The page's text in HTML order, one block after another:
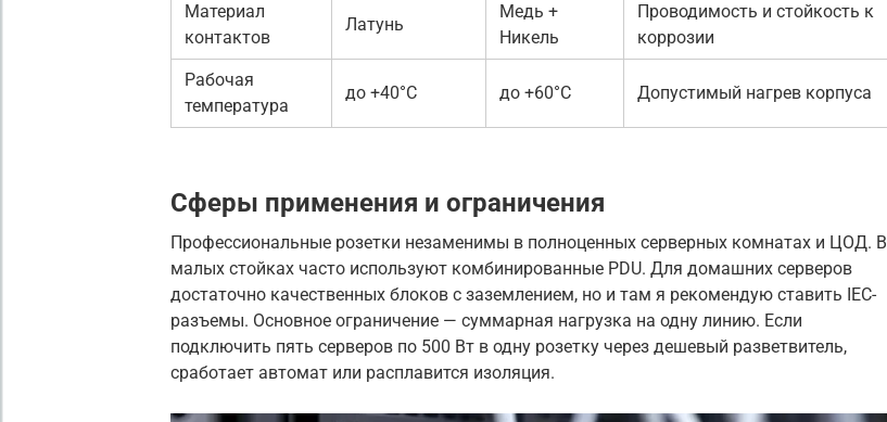
Материал
контактов
Латунь
Медь +
Никель
Проводимость и стойкость к
коррозии
Рабочая
температура
до +40°C до +60°C Допустимый нагрев корпуса
Сферы применения и ограничения
Профессиональные розетки незаменимы в полноценных серверных комнатах и ЦОД. В
малых стойках часто используют комбинированные PDU. Для домашних серверов
достаточно качественных блоков с заземлением, но и там я рекомендую ставить IEC-
разъемы. Основное ограничение — суммарная нагрузка на одну линию. Если
подключить пять серверов по 500 Вт в одну розетку через дешевый разветвитель,
сработает автомат или расплавится изоляция.